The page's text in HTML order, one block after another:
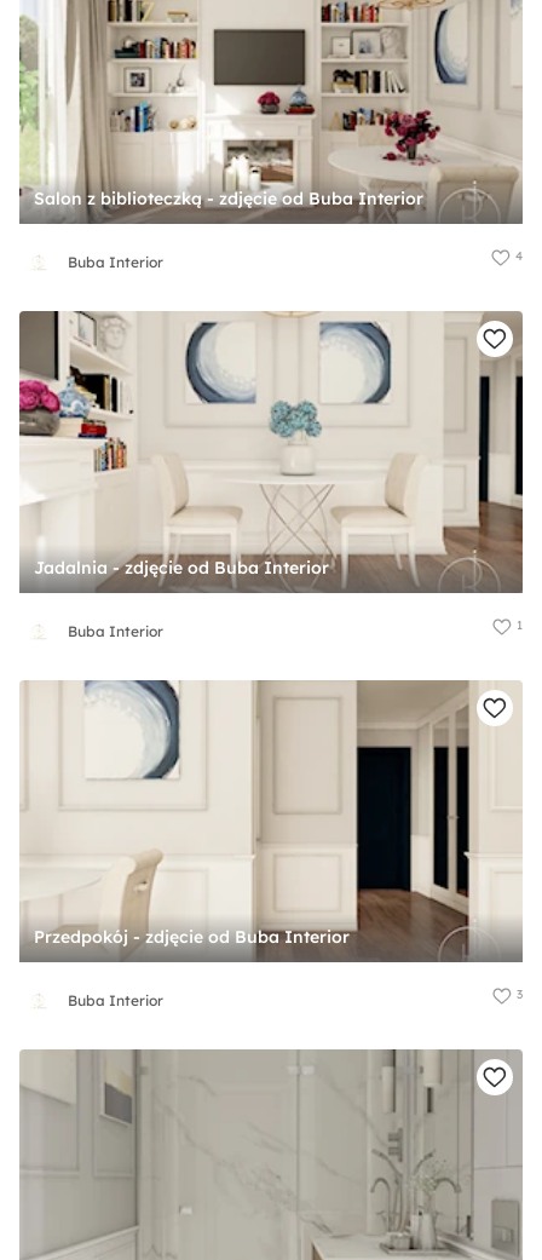
Salon z biblioteczką - zdjęcie od Buba Interior
Buba Interior 4
Jadalnia - zdjęcie od Buba Interior
Buba Interior 1
Przedpokój - zdjęcie od Buba Interior
Buba Interior 3